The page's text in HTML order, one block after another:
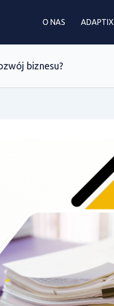
O NAS ADAPTIX
biznesu?